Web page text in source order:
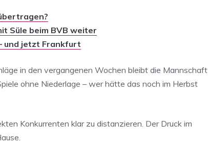
Süle beim BVB weiter
und jetzt Frankfurt
in den vergangenen Wochen bleibt die Mannschaft
ohne Niederlage – wer hätte das noch im Herbst
Konkurrenten klar zu distanzieren. Der Druck im